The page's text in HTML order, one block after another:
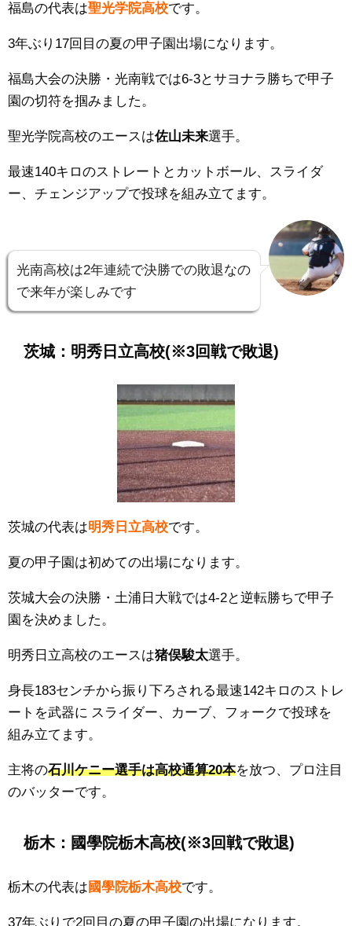
福島の代表は聖光学院高校です。
3年ぶり17回目の夏の甲子園出場になります。
福島大会の決勝・ 光南戦では6-3とサヨナラ勝ちで甲子
園の切符を掴みました。
聖光学院高校のエースは佐山未来選手。
最速140キロのストレートとカットボール、スライダ
ー、チェンジアップで投球を組み立てます。
光南高校は2年連続で決勝での敗退なの
で来年が楽しみです
茨城：明秀日立高校(※3回戦で敗退)
茨城の代表は 明秀日立高校です。
夏の甲子園は初めての出場になります。
茨城大会の決勝・ 土浦日大戦では4-2と逆転勝ちで甲子
園を決めました。
明秀日立高校のエースは猪俣駿太選手。
身長183センチから振り下ろされる最速142キロのストレ
ートを武器に スライダー、カーブ、フォークで投球を
組み立てます。
主将の石川ケニー選手は高校通算20本を放つ、プロ注目
のバッターです。
栃木：國學院栃木高校(※3回戦で敗退)
栃木の代表は 國學院栃木高校です。
37年ぶりで2回目の夏の甲子園の出場になります。